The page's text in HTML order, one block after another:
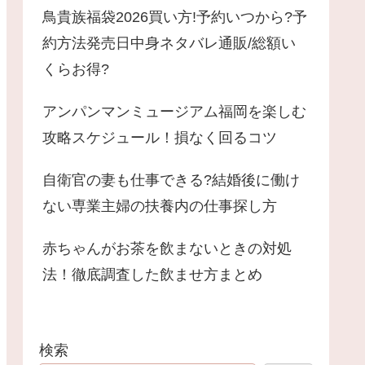
鳥貴族福袋2026買い方!予約いつから?予
約方法発売日中身ネタバレ通販/総額い
くらお得?
アンパンマンミュージアム福岡を楽しむ
攻略スケジュール！損なく回るコツ
自衛官の妻も仕事できる?結婚後に働け
ない専業主婦の扶養内の仕事探し方
赤ちゃんがお茶を飲まないときの対処
法！徹底調査した飲ませ方まとめ
検索